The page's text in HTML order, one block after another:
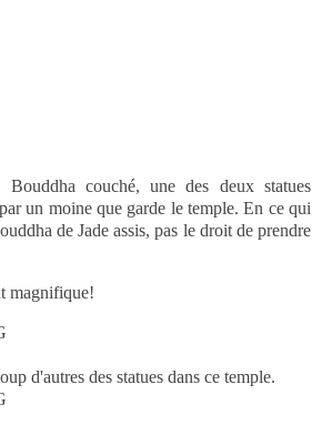
couché, une des deux statues
un moine que garde le temple. En ce qui
de Jade assis, pas le droit de prendre
magnifique!
d'autres des statues dans ce temple.